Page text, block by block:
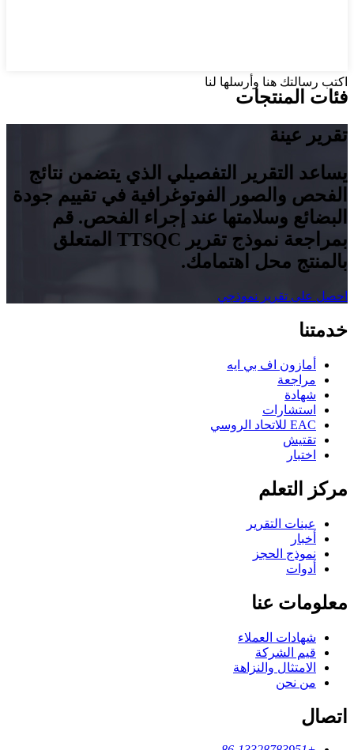
اكتب رسالتك هنا وأرسلها لنا
فئات المنتجات
تقرير عينة
يساعد التقرير التفصيلي الذي يتضمن نتائج
الفحص والصور الفوتوغرافية في تقييم جودة
البضائع وسلامتها عند إجراء الفحص. قم
بمراجعة نموذج تقرير TTSQC المتعلق
بالمنتج محل اهتمامك.
احصل على تقرير نموذجي
خدمتنا
أمازون اف بي ايه
مراجعة
شهادة
استشارات
EAC للاتحاد الروسي
تقتيش
اختبار
مركز التعلم
عينات التقرير
أخبار
نموذج الحجز
أدوات
معلومات عنا
شهادات العملاء
قيم الشركة
الامتثال والنزاهة
من نحن
اتصال